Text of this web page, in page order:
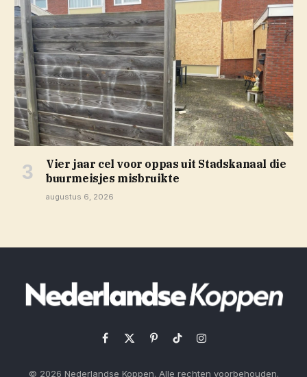
Vier jaar cel voor oppas uit Stadskanaal die
buurmeisjes misbruikte
augustus 6, 2026
Facebook
X
PinterestTikTokInstagram
© 2026 Nederlandse Koppen. Alle rechten voorbehouden.